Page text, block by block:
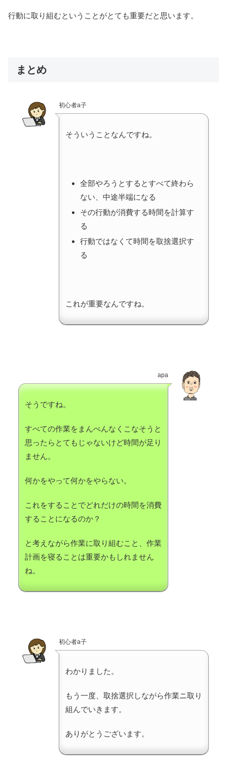
行動に取り組むということがとても重要だと思います。
まとめ
初心者a子
そういうことなんですね。
全部やろうとするとすべて終わら
ない、中途半端になる
その行動が消費する時間を計算す
る
行動ではなくて時間を取捨選択す
る
これが重要なんですね。
apa
そうですね。
すべての作業をまんべんなくこなそうと
思ったらとてもじゃないけど時間が足り
ません。
何かをやって何かをやらない。
これをすることでどれだけの時間を消費
することになるのか？
と考えながら作業に取り組むこと、作業
計画を寝ることは重要かもしれません
ね。
初心者a子
わかりました。
もう一度、取捨選択しながら作業ニ取り
組んでいきます。
ありがとうございます。